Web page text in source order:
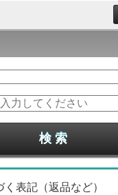
表記（返品など）